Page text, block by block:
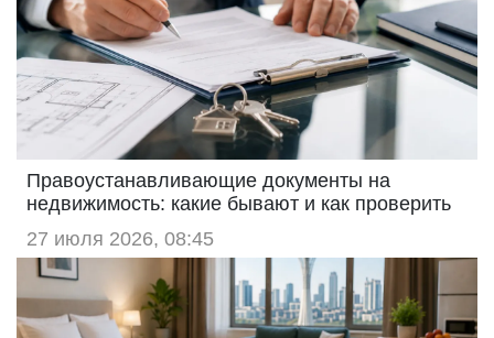
Правоустанавливающие документы на
недвижимость: какие бывают и как проверить
27 июля 2026, 08:45